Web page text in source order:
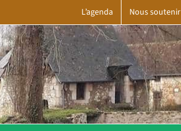
L’agenda Nous soutenir